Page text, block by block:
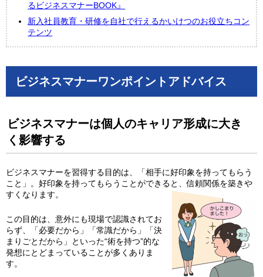
るビジネスマナーBOOK』
新入社員教育・研修を自社で行えるかいけつのお役立ちコン
テンツ
ビジネスマナーワンポイントアドバイス
ビジネスマナーは個人のキャリア形成に大き
く影響する
ビジネスマナーを習得する目的は、「相手に好印象を持ってもらう
こと」。好印象を持ってもらうことができると、信頼関係を築きや
すくなります。
この目的は、意外にも現場で認識されてお
らず、「必要だから」「常識だから」「決
まりごとだから」といった“術を持つ”的な
発想にとどまっていることが多くありま
す。